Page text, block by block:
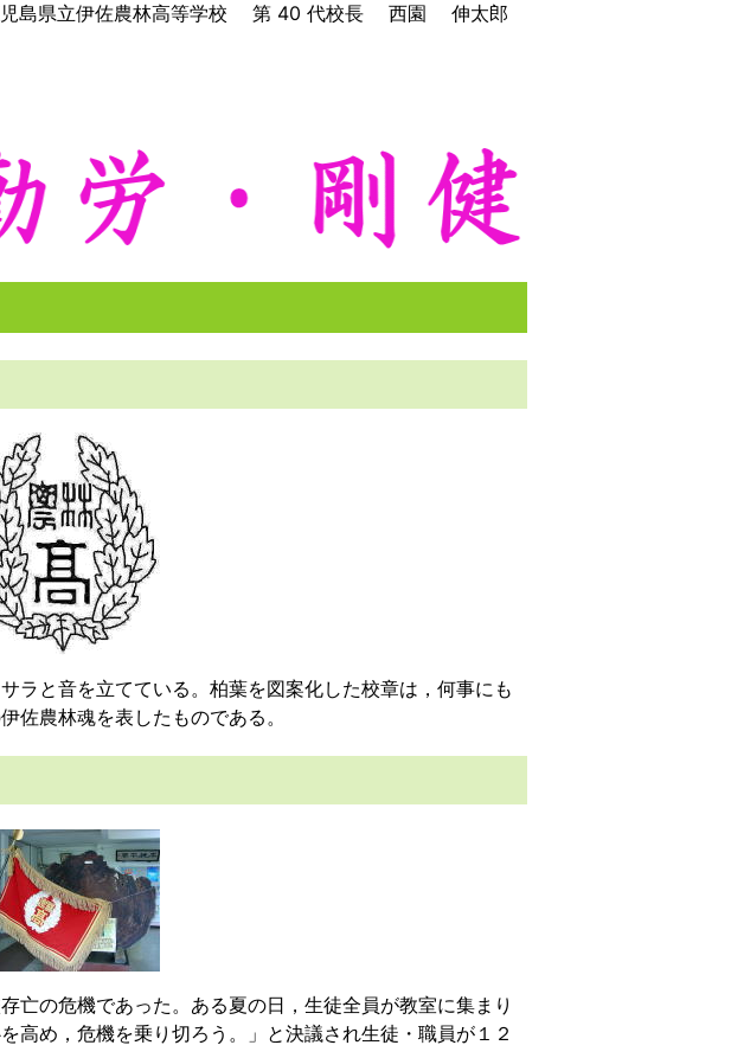
児島県立伊佐農林高等学校 第 40 代校長 西園 伸太郎
ラと音を立てている。柏葉を図案化した校章は，何事にも
佐農林魂を表したものである。
亡の危機であった。ある夏の日，生徒全員が教室に集まり
高め，危機を乗り切ろう。」と決議され生徒・職員が１２